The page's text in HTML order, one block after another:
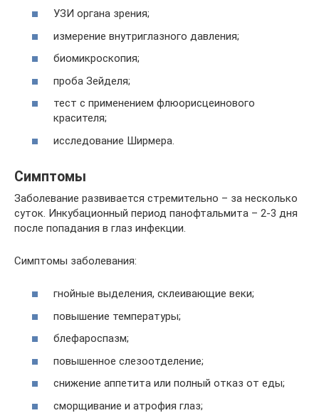
УЗИ органа зрения;
измерение внутриглазного давления;
биомикроскопия;
проба Зейделя;
тест с применением флюорисцеинового
красителя;
исследование Ширмера.
Симптомы
Заболевание развивается стремительно – за несколько
суток. Инкубационный период панофтальмита – 2-3 дня
после попадания в глаз инфекции.
Симптомы заболевания:
гнойные выделения, склеивающие веки;
повышение температуры;
блефароспазм;
повышенное слезоотделение;
снижение аппетита или полный отказ от еды;
сморщивание и атрофия глаз;